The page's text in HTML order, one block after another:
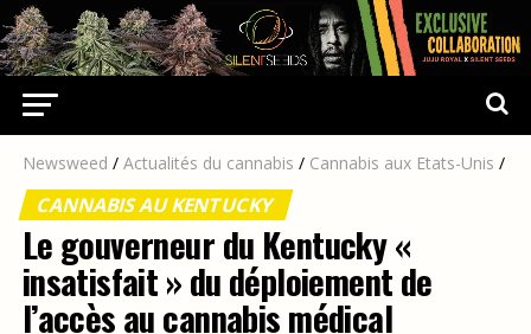
Newsweed / Actualités du cannabis / Cannabis aux Etats-Unis /
CANNABIS AU KENTUCKY
Le gouverneur du Kentucky «
insatisfait » du déploiement de
l’accès au cannabis médical